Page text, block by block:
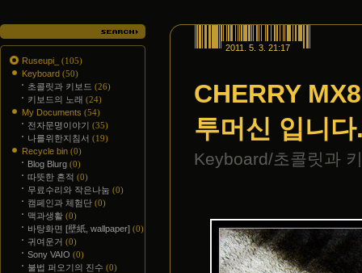
2011. 5. 3. 21:17
CHERRY
투머신 입니다
Keyboard/초콜릿과
Ruseupi_ (105)
Keyboard (50)
초콜릿과 키보드 (26)
키보드의 노래 (24)
My Documents (54)
전자문명이야기 (35)
나를위한지침서 (19)
Recycle bin (0)
Blog Blurg (0)
따뜻한 흔적 (0)
무료수리와 작은나눔 (0)
캠페인과 체험단 (0)
맥과생활 (0)
바탕화면 [壁紙, wallpaper] (0)
귀여운거 (0)
Sony VAIO (0)
불법 퍼오기의 진수 (0)